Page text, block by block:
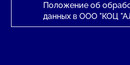
Положение об
данных в ООО "КОЦ